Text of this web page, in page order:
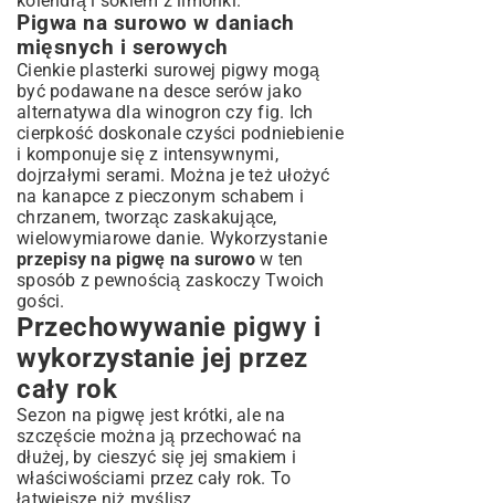
Pigwa na surowo w daniach
mięsnych i serowych
Cienkie plasterki surowej pigwy mogą
być podawane na desce serów jako
alternatywa dla winogron czy fig. Ich
cierpkość doskonale czyści podniebienie
i komponuje się z intensywnymi,
dojrzałymi serami. Można je też ułożyć
na kanapce z pieczonym schabem i
chrzanem, tworząc zaskakujące,
wielowymiarowe danie. Wykorzystanie
przepisy na pigwę na surowow ten
sposób z pewnością zaskoczy Twoich
gości.
Przechowywanie pigwy i
wykorzystanie jej przez
cały rok
Sezon na pigwę jest krótki, ale na
szczęście można ją przechować na
dłużej, by cieszyć się jej smakiem i
właściwościami przez cały rok. To